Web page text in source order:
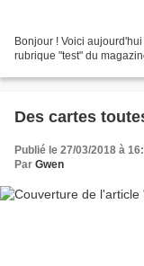
Bonjour ! Voici
rubrique "test" du
Des cartes
Publié le 27/03/2018 à
Par Gwen